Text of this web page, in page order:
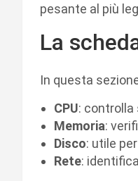
pesante al più
La
In questa
CPU: controlla
Memoria:
Disco: utile
Rete: